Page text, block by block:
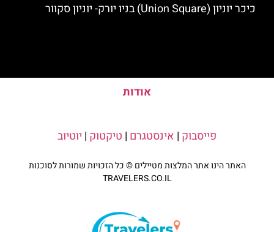
כיכר יוניון (Union Square) בניו יורק- יוניון סקוור
אודות
פייסבוק | אינסטגרם | טיקטוק | יוטיוב
האתר הינו אתר המלצות מטיילים © כל הזכויות שמורות לסוכנות
TRAVELERS.CO.IL